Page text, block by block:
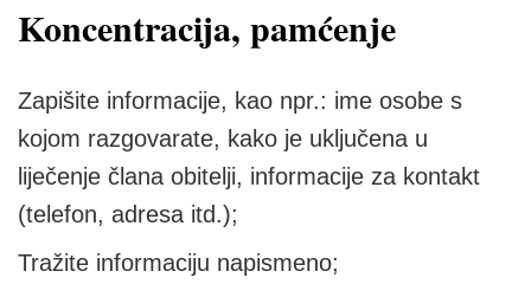
Koncentracija, pamćenje
Zapišite informacije, kao npr.: ime osobe s
kojom razgovarate, kako je uključena u
liječenje člana obitelji, informacije za kontakt
(telefon, adresa itd.);
Tražite informaciju napismeno;